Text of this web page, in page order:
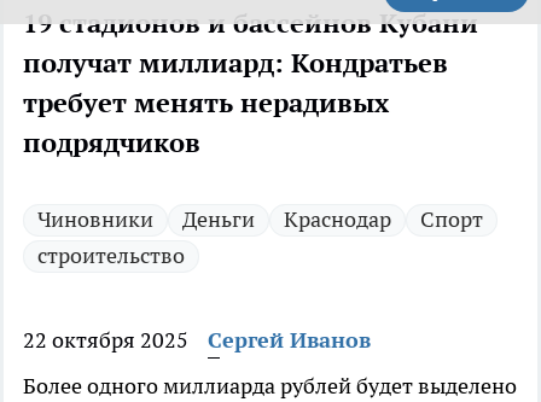
19 стадионов и бассейнов Кубани
получат миллиард: Кондратьев
требует менять нерадивых
подрядчиков
Чиновники Деньги Краснодар
Спорт
строительство
22 октября 2025
Сергей Иванов
Более одного миллиарда рублей будет выделено